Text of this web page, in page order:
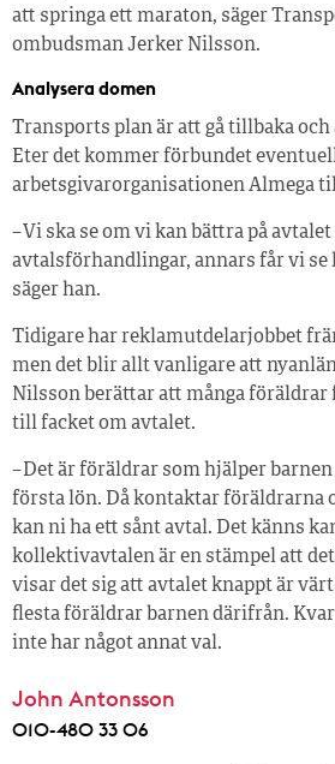
att springa ett maraton, säger
ombudsman Jerker Nilsson.
Analysera domen
Transports plan är att gå tillbaka och
Eter det kommer förbundet
arbetsgivarorganisationen Almega
– Vi ska se om vi kan bättra på
avtalsförhandlingar, annars får vi se
säger han.
Tidigare har reklamutdelarjobbet
men det blir allt vanligare att
Nilsson berättar att många föräldrar
till facket om avtalet.
– Det är föräldrar som hjälper
första lön. Då kontaktar föräldrarna
kan ni ha ett sånt avtal. Det känns
kollektivavtalen är en stämpel att
visar det sig att avtalet knappt är
flesta föräldrar barnen därifrån.
inte har något annat val.
John Antonsson
010-480 33 06